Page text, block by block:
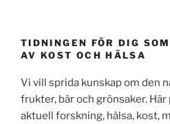
TIDNINGEN FÖR DIG
AV KOST OCH HÄLSA
Vi vill sprida kunskap om den
frukter, bär och grönsaker.
aktuell forskning, hälsa, kost,